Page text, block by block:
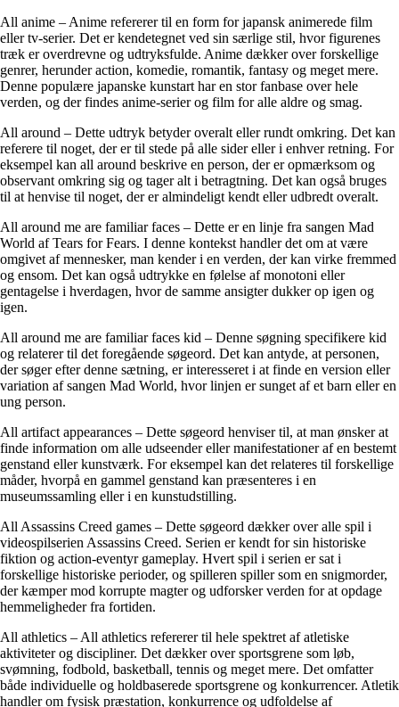
All anime – Anime refererer til en form for japansk animerede film
eller tv-serier. Det er kendetegnet ved sin særlige stil, hvor figurenes
træk er overdrevne og udtryksfulde. Anime dækker over forskellige
genrer, herunder action, komedie, romantik, fantasy og meget mere.
Denne populære japanske kunstart har en stor fanbase over hele
verden, og der findes anime-serier og film for alle aldre og smag.
All around – Dette udtryk betyder overalt eller rundt omkring. Det kan
referere til noget, der er til stede på alle sider eller i enhver retning. For
eksempel kan all around beskrive en person, der er opmærksom og
observant omkring sig og tager alt i betragtning. Det kan også bruges
til at henvise til noget, der er almindeligt kendt eller udbredt overalt.
All around me are familiar faces – Dette er en linje fra sangen Mad
World af Tears for Fears. I denne kontekst handler det om at være
omgivet af mennesker, man kender i en verden, der kan virke fremmed
og ensom. Det kan også udtrykke en følelse af monotoni eller
gentagelse i hverdagen, hvor de samme ansigter dukker op igen og
igen.
All around me are familiar faces kid – Denne søgning specifikere kid
og relaterer til det foregående søgeord. Det kan antyde, at personen,
der søger efter denne sætning, er interesseret i at finde en version eller
variation af sangen Mad World, hvor linjen er sunget af et barn eller en
ung person.
All artifact appearances – Dette søgeord henviser til, at man ønsker at
finde information om alle udseender eller manifestationer af en bestemt
genstand eller kunstværk. For eksempel kan det relateres til forskellige
måder, hvorpå en gammel genstand kan præsenteres i en
museumssamling eller i en kunstudstilling.
All Assassins Creed games – Dette søgeord dækker over alle spil i
videospilserien Assassins Creed. Serien er kendt for sin historiske
fiktion og action-eventyr gameplay. Hvert spil i serien er sat i
forskellige historiske perioder, og spilleren spiller som en snigmorder,
der kæmper mod korrupte magter og udforsker verden for at opdage
hemmeligheder fra fortiden.
All athletics – All athletics refererer til hele spektret af atletiske
aktiviteter og discipliner. Det dækker over sportsgrene som løb,
svømning, fodbold, basketball, tennis og meget mere. Det omfatter
både individuelle og holdbaserede sportsgrene og konkurrencer. Atletik
handler om fysisk præstation, konkurrence og udfoldelse af